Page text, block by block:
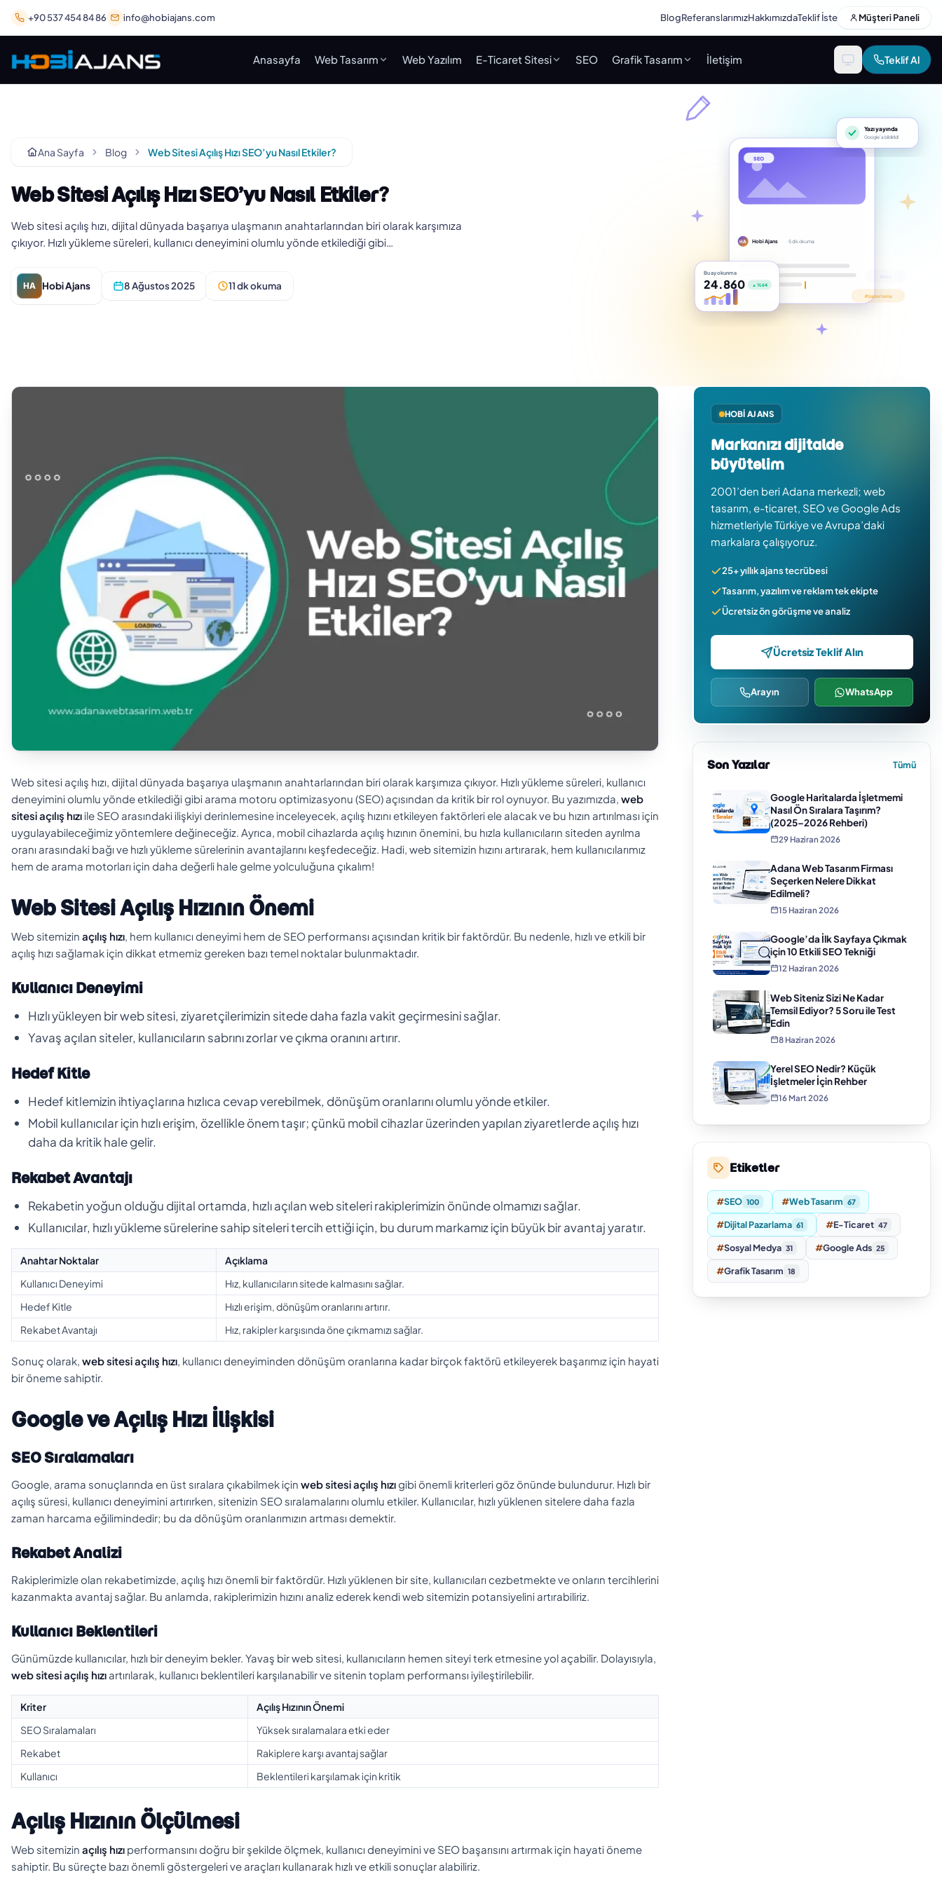
+90 537 454 84 86 info@hobiajans.com BlogReferanslarımızHakkımızdaTeklif İste Müşteri Paneli
Anasayfa Web Tasarım Web Yazılım E-Ticaret Sitesi SEO Grafik Tasarım İletişim Teklif Al
Ana Sayfa Blog Web Sitesi Açılış Hızı SEO’yu Nasıl Etkiler?
Web Sitesi Açılış Hızı SEO’yu Nasıl Etkiler?
Web sitesi açılış hızı, dijital dünyada başarıya ulaşmanın anahtarlarından biri olarak karşımıza
çıkıyor. Hızlı yükleme süreleri, kullanıcı deneyimini olumlu yönde etkilediği gibi…
HA Hobi Ajans 8 Ağustos 2025 11 dk okuma
SEO
HA Hobi Ajans · 5 dk okuma
Google’a bildirildi
Bu ay okunma
24.860 ▲ %64
Web sitesi açılış hızı, dijital dünyada başarıya ulaşmanın anahtarlarından biri olarak karşımıza çıkıyor. Hızlı yükleme süreleri, kullanıcı
deneyimini olumlu yönde etkilediği gibi arama motoru optimizasyonu (SEO) açısından da kritik bir rol oynuyor. Bu yazımızda, web
sitesi açılış hızıile SEO arasındaki ilişkiyi derinlemesine inceleyecek, açılış hızını etkileyen faktörleri ele alacak ve bu hızın artırılması için
uygulayabileceğimiz yöntemlere değineceğiz. Ayrıca, mobil cihazlarda açılış hızının önemini, bu hızla kullanıcıların siteden ayrılma
oranı arasındaki bağı ve hızlı yükleme sürelerinin avantajlarını keşfedeceğiz. Hadi, web sitemizin hızını artırarak, hem kullanıcılarımız
hem de arama motorları için daha değerli hale gelme yolculuğuna çıkalım!
Web Sitesi Açılış Hızının Önemi
Web sitemizin açılış hızı , hem kullanıcı deneyimi hem de SEO performansı açısından kritik bir faktördür. Bu nedenle, hızlı ve etkili bir
açılış hızı sağlamak için dikkat etmemiz gereken bazı temel noktalar bulunmaktadır.
Kullanıcı Deneyimi
Hızlı yükleyen bir web sitesi, ziyaretçilerimizin sitede daha fazla vakit geçirmesini sağlar.
Yavaş açılan siteler, kullanıcıların sabrını zorlar ve çıkma oranını artırır.
Hedef Kitle
Hedef kitlemizin ihtiyaçlarına hızlıca cevap verebilmek, dönüşüm oranlarını olumlu yönde etkiler.
Mobil kullanıcılar için hızlı erişim, özellikle önem taşır; çünkü mobil cihazlar üzerinden yapılan ziyaretlerde açılış hızı
daha da kritik hale gelir.
Rekabet Avantajı
Rekabetin yoğun olduğu dijital ortamda, hızlı açılan web siteleri rakiplerimizin önünde olmamızı sağlar.
Kullanıcılar, hızlı yükleme sürelerine sahip siteleri tercih ettiği için, bu durum markamız için büyük bir avantaj yaratır.
Anahtar Noktalar
Açıklama
Kullanıcı Deneyimi
Hız, kullanıcıların sitede kalmasını sağlar.
Hedef Kitle
Hızlı erişim, dönüşüm oranlarını artırır.
Rekabet Avantajı
Hız, rakipler karşısında öne çıkmamızı sağlar.
Sonuç olarak, web sitesi açılış hızı , kullanıcı deneyiminden dönüşüm oranlarına kadar birçok faktörü etkileyerek başarımız için hayati
bir öneme sahiptir.
Google ve Açılış Hızı İlişkisi
SEO Sıralamaları
Google, arama sonuçlarında en üst sıralara çıkabilmek için web sitesi açılış hızıgibi önemli kriterleri göz önünde bulundurur. Hızlı bir
açılış süresi, kullanıcı deneyimini artırırken, sitenizin SEO sıralamalarını olumlu etkiler. Kullanıcılar, hızlı yüklenen sitelere daha fazla
zaman harcama eğilimindedir; bu da dönüşüm oranlarımızın artması demektir.
Rekabet Analizi
Rakiplerimizle olan rekabetimizde, açılış hızı önemli bir faktördür. Hızlı yüklenen bir site, kullanıcıları cezbetmekte ve onların tercihlerini
kazanmakta avantaj sağlar. Bu anlamda, rakiplerimizin hızını analiz ederek kendi web sitemizin potansiyelini artırabiliriz.
Kullanıcı Beklentileri
Günümüzde kullanıcılar, hızlı bir deneyim bekler. Yavaş bir web sitesi, kullanıcıların hemen siteyi terk etmesine yol açabilir. Dolayısıyla,
web sitesi açılış hızı artırılarak, kullanıcı beklentileri karşılanabilir ve sitenin toplam performansı iyileştirilebilir.
Kriter
Açılış Hızının Önemi
SEO Sıralamaları
Yüksek sıralamalara etki eder
Rekabet
Rakiplere karşı avantaj sağlar
Kullanıcı
Beklentileri karşılamak için kritik
Açılış Hızının Ölçülmesi
Web sitemizin açılış hızı performansını doğru bir şekilde ölçmek, kullanıcı deneyimini ve SEO başarısını artırmak için hayati öneme
sahiptir. Bu süreçte bazı önemli göstergeleri ve araçları kullanarak hızlı ve etkili sonuçlar alabiliriz.
HOBI AJANS
Markanızı dijitalde
büyütelim
2001’den beri Adana merkezli; web
tasarım, e-ticaret, SEO ve Google Ads
hizmetleriyle Türkiye ve Avrupa’daki
markalara çalışıyoruz.
25+ yıllık ajans tecrübesi
Tasarım, yazılım ve reklam tek ekipte
Ücretsiz ön görüşme ve analiz
Ücretsiz Teklif Alın
Arayın WhatsApp
Son Yazılar Tümü
Google Haritalarda İşletmemi
Nasıl Ön Sıralara Taşırım?
(2025–2026 Rehberi)
29 Haziran 2026
Adana Web Tasarım Firması
Seçerken Nelere Dikkat
Edilmeli?
15 Haziran 2026
Google’da İlk Sayfaya Çıkmak
için 10 Etkili SEO Tekniği
12 Haziran 2026
Web Siteniz Sizi Ne Kadar
Temsil Ediyor? 5 Soru ile Test
Edin
8 Haziran 2026
Yerel SEO Nedir? Küçük
İşletmeler İçin Rehber
16 Mart 2026
Etiketler
#SEO 100 #Web Tasarım 67
#Dijital Pazarlama 61 #E-Ticaret 47
#Sosyal Medya 31 #Google Ads 25
#Grafik Tasarım 18